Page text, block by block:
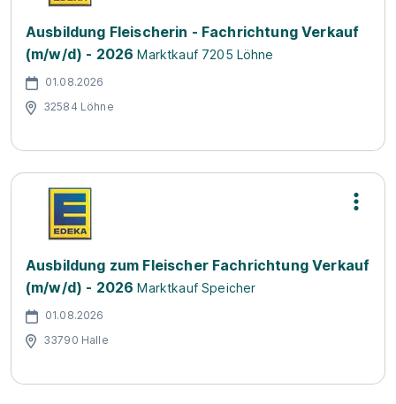
Ausbildung Fleischerin - Fachrichtung Verkauf
(m/w/d) - 2026 Marktkauf 7205 Löhne
01.08.2026
32584 Löhne
Ausbildung zum Fleischer Fachrichtung Verkauf
(m/w/d) - 2026 Marktkauf Speicher
01.08.2026
33790 Halle